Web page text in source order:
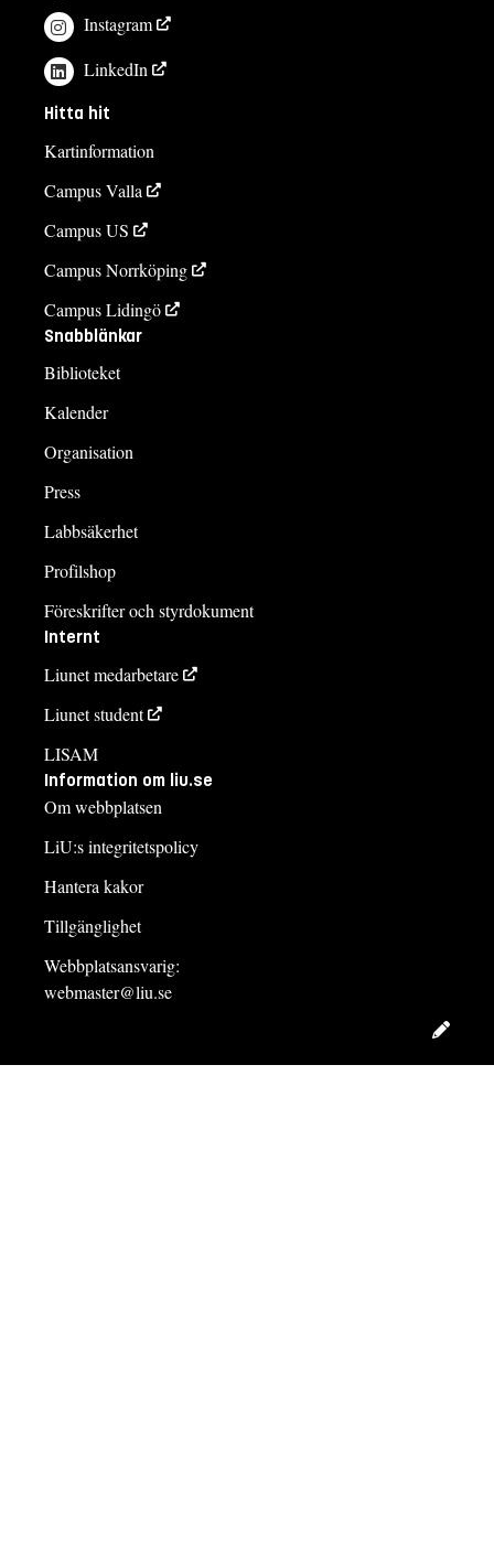
Instagram
LinkedIn
Hitta hit
Kartinformation
Campus Valla
Campus US
Campus Norrköping
Campus Lidingö
Snabblänkar
Biblioteket
Kalender
Organisation
Press
Labbsäkerhet
Profilshop
Föreskrifter och styrdokument
Internt
Liunet medarbetare
Liunet student
LISAM
Information om liu.se
Om webbplatsen
LiU:s integritetspolicy
Hantera kakor
Tillgänglighet
Webbplatsansvarig:
webmaster@liu.se